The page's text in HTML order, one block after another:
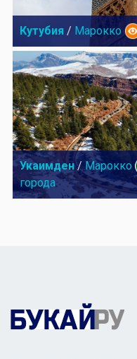
Кутубия / Марокко
Укаимден/ Марокко
города